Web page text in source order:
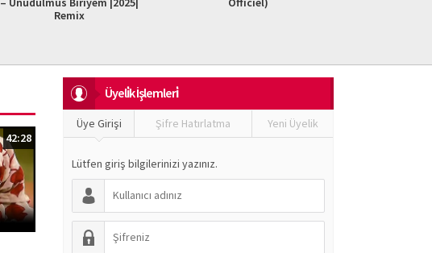
Remix
42:28
Üyeli̇k İşlemleri̇
Üye Girişi Şifre Hatırlatma Yeni Üyelik
Lütfen giriş bilgilerinizi yazınız.